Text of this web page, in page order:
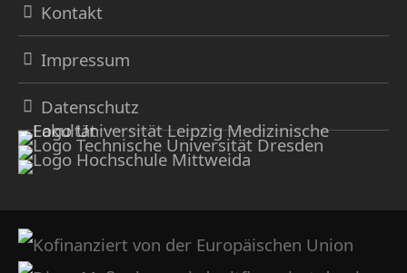
Kontakt
Impressum
Datenschutz